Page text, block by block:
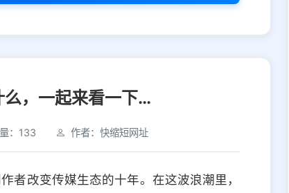
，一起来看一下…
：133 作者：快缩短网址
者改变传媒生态的十年。在这波浪潮里，